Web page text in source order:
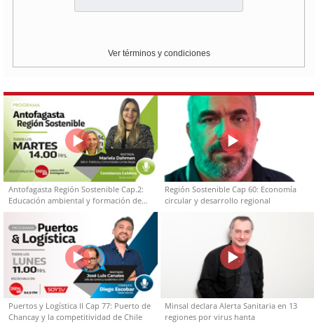
Ver términos y condiciones
Antofagasta Región Sostenible Cap.2:
Educación ambiental y formación de
capacidades técnicas
Región Sostenible Cap 60: Economía
circular y desarrollo regional
Puertos y Logística II Cap 77: Puerto de
Chancay y la competitividad de Chile
Minsal declara Alerta Sanitaria en 13
regiones por virus hanta